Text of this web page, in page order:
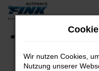
Zum
springen
Wir nutzen Cookies,
Nutzung unserer